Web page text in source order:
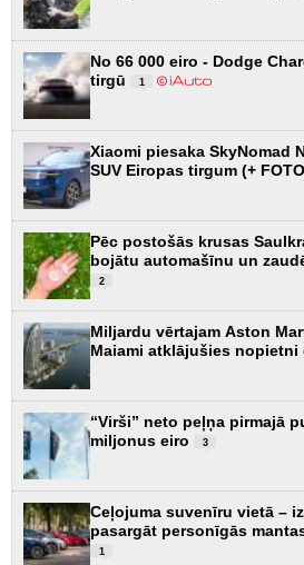
No 66 000 eiro - Dodge
tirgū
1
Xiaomi piesaka SkyNomad
SUV Eiropas tirgum (+
Pēc postošās krusas
bojātu automašīnu un
2
Miljardu vērtajam Aston
Maiami atklājušies nopietni
“Virši” neto peļņa pirmajā
miljonus eiro
3
Ceļojuma suvenīru vietā –
pasargāt personīgās
1